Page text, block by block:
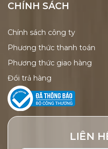
CHÍNH SÁCH
Chính sách công ty
Phương thức thanh toán
Phương thức giao hàng
Đổi trả hàng
LIÊN